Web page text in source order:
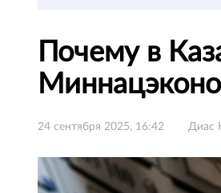
Почему в
24 сентября 2025, 16:42 Диас